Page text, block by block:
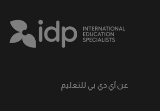
عن آي دي بي للتعليم